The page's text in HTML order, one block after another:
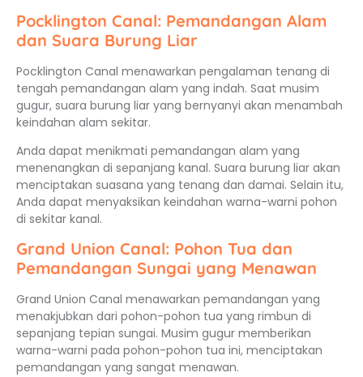
Pocklington Canal: Pemandangan Alam
dan Suara Burung Liar
Pocklington Canal menawarkan pengalaman tenang di
tengah pemandangan alam yang indah. Saat musim
gugur, suara burung liar yang bernyanyi akan menambah
keindahan alam sekitar.
Anda dapat menikmati pemandangan alam yang
menenangkan di sepanjang kanal. Suara burung liar akan
menciptakan suasana yang tenang dan damai. Selain itu,
Anda dapat menyaksikan keindahan warna-warni pohon
di sekitar kanal.
Grand Union Canal: Pohon Tua dan
Pemandangan Sungai yang Menawan
Grand Union Canal menawarkan pemandangan yang
menakjubkan dari pohon-pohon tua yang rimbun di
sepanjang tepian sungai. Musim gugur memberikan
warna-warni pada pohon-pohon tua ini, menciptakan
pemandangan yang sangat menawan.